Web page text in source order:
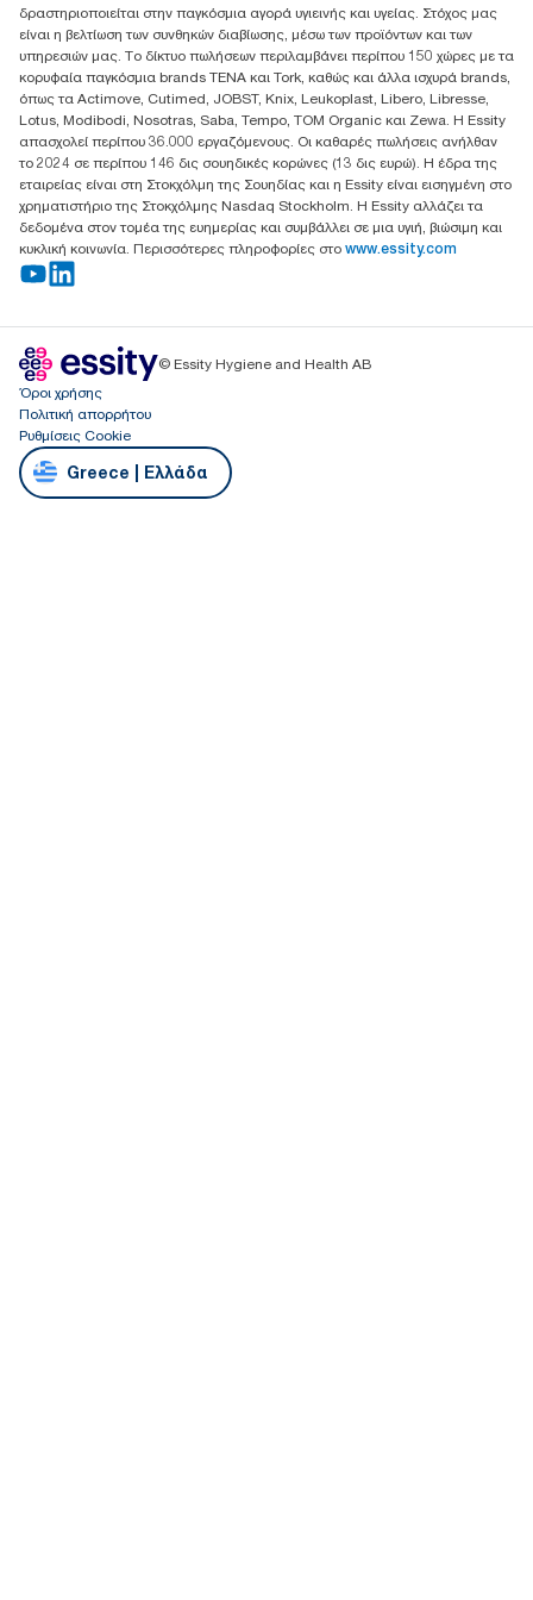
14564 N.Kifissia, Athens-Greece
Mob: +306932474930 (για Ελλάδα & Κύπρο)
δραστηριοποιείται στην παγκόσμια αγορά υγιεινής και υγείας. Στόχος μας
είναι η βελτίωση των συνθηκών διαβίωσης, μέσω των προϊόντων και των
υπηρεσιών μας. Το δίκτυο πωλήσεων περιλαμβάνει περίπου 150 χώρες με τα
κορυφαία παγκόσμια brands TENA και Tork, καθώς και άλλα ισχυρά brands,
όπως τα Actimove, Cutimed, JOBST, Knix, Leukoplast, Libero, Libresse,
Lotus, Modibodi, Nosotras, Saba, Tempo, TOM Organic και Zewa. Η Essity
απασχολεί περίπου 36.000 εργαζόμενους. Οι καθαρές πωλήσεις ανήλθαν
το 2024 σε περίπου 146 δις σουηδικές κορώνες (13 δις ευρώ). Η έδρα της
εταιρείας είναι στη Στοκχόλμη της Σουηδίας και η Essity είναι εισηγμένη στο
χρηματιστήριο της Στοκχόλμης Nasdaq Stockholm. Η Essity αλλάζει τα
δεδομένα στον τομέα της ευημερίας και συμβάλλει σε μια υγιή, βιώσιμη και
κυκλική κοινωνία. Περισσότερες πληροφορίες στο www.essity.com
© Essity Hygiene and Health AB
Όροι χρήσης
Πολιτική απορρήτου
Ρυθμίσεις Cookie
Greece | Ελλάδα